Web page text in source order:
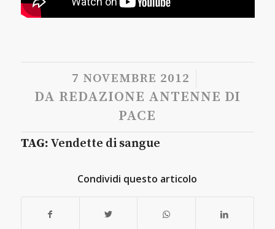
7 NOVEMBRE 2012
/
DA REDAZIONE ANTENNE DI
PACE
TAG: Vendette di sangue
Condividi questo articolo